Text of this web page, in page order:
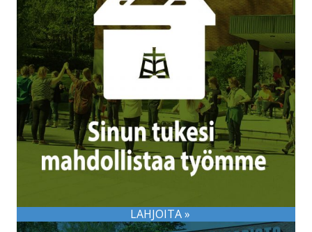
LAHJOITA »